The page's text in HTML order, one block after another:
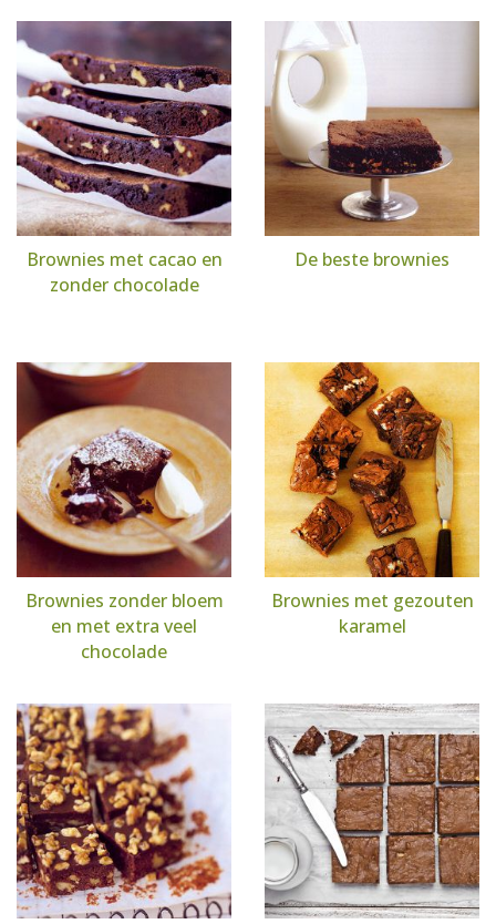
Brownies met cacao en
zonder chocolade
De beste brownies
Brownies zonder bloem
en met extra veel
chocolade
Brownies met gezouten
karamel